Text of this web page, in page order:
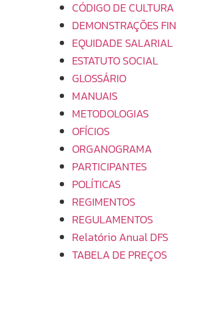
CÓDIGO DE CULTURA
DEMONSTRAÇÕES FIN
EQUIDADE SALARIAL
ESTATUTO SOCIAL
GLOSSÁRIO
MANUAIS
METODOLOGIAS
OFÍCIOS
ORGANOGRAMA
PARTICIPANTES
POLÍTICAS
REGIMENTOS
REGULAMENTOS
Relatório Anual DFS
TABELA DE PREÇOS